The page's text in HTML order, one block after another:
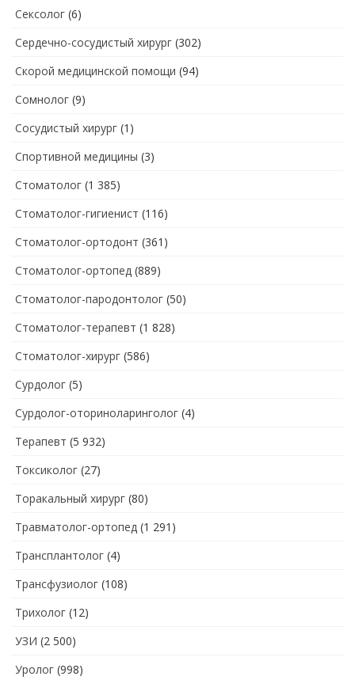
Сексолог (6)
Сердечно-сосудистый хирург (302)
Скорой медицинской помощи (94)
Сомнолог (9)
Сосудистый хирург (1)
Спортивной медицины (3)
Стоматолог (1 385)
Стоматолог-гигиенист (116)
Стоматолог-ортодонт (361)
Стоматолог-ортопед (889)
Стоматолог-пародонтолог (50)
Стоматолог-терапевт (1 828)
Стоматолог-хирург (586)
Сурдолог (5)
Сурдолог-оториноларинголог (4)
Терапевт (5 932)
Токсиколог (27)
Торакальный хирург (80)
Травматолог-ортопед (1 291)
Трансплантолог (4)
Трансфузиолог (108)
Трихолог (12)
УЗИ (2 500)
Уролог (998)